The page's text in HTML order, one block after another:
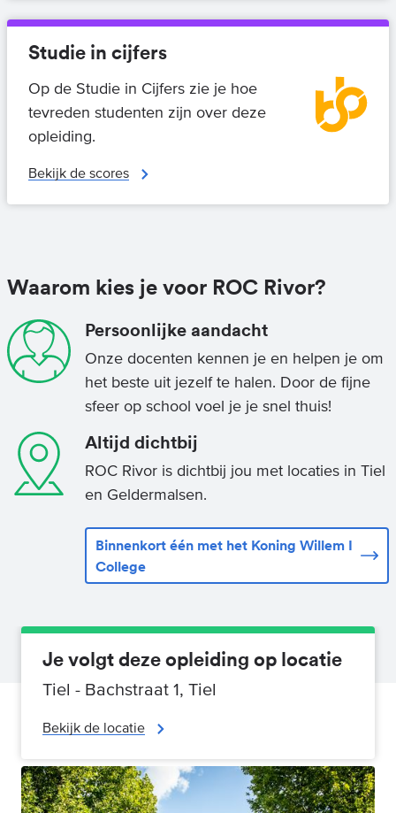
Studie in cijfers
Op de Studie in Cijfers zie je hoe
tevreden studenten zijn over deze
opleiding.
Bekijk de scores
Waarom kies je voor ROC Rivor?
Persoonlijke aandacht
Onze docenten kennen je en helpen je om
het beste uit jezelf te halen. Door de fijne
sfeer op school voel je je snel thuis!
Altijd dichtbij
ROC Rivor is dichtbij jou met locaties in Tiel
en Geldermalsen.
Binnenkort één met het Koning Willem I
College
Je volgt deze opleiding op locatie
Tiel - Bachstraat 1, Tiel
Bekijk de locatie